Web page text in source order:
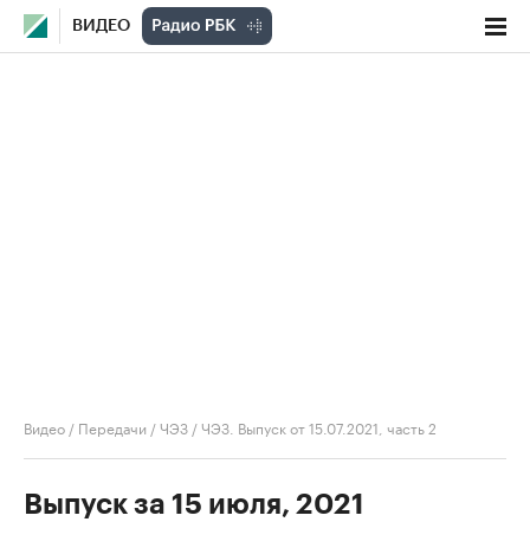
ВИДЕО
Видео / Передачи /ЧЭЗ /ЧЭЗ. Выпуск от 15.07.2021, часть 2
Выпуск за 15 июля, 2021